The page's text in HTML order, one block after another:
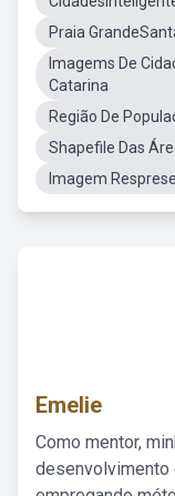
Praia
Imagems De
Catarina
Região De
Shapefile Das
Imagem
Emelie
Como mentor,
desenvolvimento